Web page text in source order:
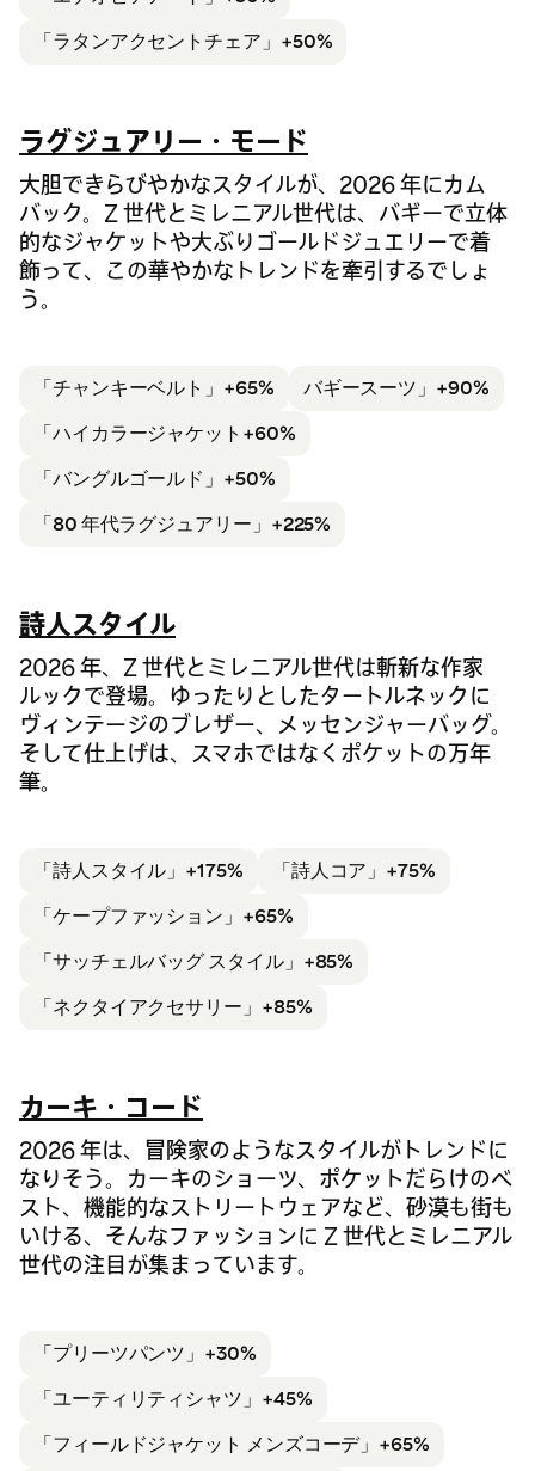
「ラタンアクセントチェア」+50%
ラグジュアリー・モード
大胆できらびやかなスタイルが、2026 年にカム
バック。Z 世代とミレニアル世代は、バギーで立体
的なジャケットや大ぶりゴールドジュエリーで着
飾って、この華やかなトレンドを牽引するでしょ
う。
「チャンキーベルト」+65%
バギースーツ」+90%
「ハイカラージャケット+60%
「バングルゴールド」+50%
「80 年代ラグジュアリー」+225%
詩人スタイル
2026 年、Z 世代とミレニアル世代は斬新な作家
ルックで登場。ゆったりとしたタートルネックに
ヴィンテージのブレザー、メッセンジャーバッグ。
そして仕上げは、スマホではなくポケットの万年
筆。
「詩人スタイル」+175%
「詩人コア」+75%
「ケープファッション」+65%
「サッチェルバッグ スタイル」 +85%
「ネクタイ アクセサリー」+85%
カーキ・コード
2026 年は、冒険家のようなスタイルがトレンドに
なりそう。カーキのショーツ、ポケットだらけのベ
スト、機能的なストリートウェアなど、砂漠も街も
いける、そんなファッションに Z 世代とミレニアル
世代の注目が集まっています。
「プリーツパンツ」+30%
「ユーティリティシャツ」+45%
「フィールドジャケット メンズコーデ」 +65%